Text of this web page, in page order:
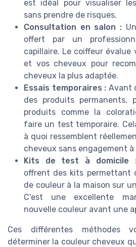
est idéal pour visualiser
sans prendre de risques.
Consultation en salon :
offert par un
capillaire. Le coiffeur évalue
et vos cheveux pour
cheveux la plus adaptée.
Essais temporaires : Avant
des produits permanents,
produits comme la
faire un test temporaire.
à quoi ressemblent
cheveux sans engagement
Kits de test à domicile
offrent des kits permettant
de couleur à la maison sur
C'est une excellente
nouvelle couleur avant une
Ces différentes méthodes
déterminer la couleur cheveux